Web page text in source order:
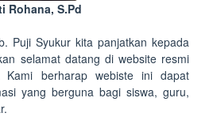
Rohana, S.Pd
Puji Syukur kita panjatkan kepada
selamat datang di website resmi
Kami berharap webiste ini dapat
yang berguna bagi siswa, guru,